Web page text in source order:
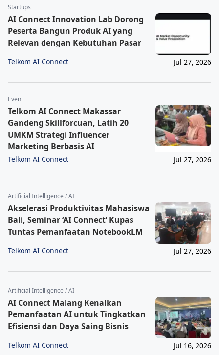
Startups
AI Connect Innovation Lab Dorong
Peserta Bangun Produk AI yang
Relevan dengan Kebutuhan Pasar
Telkom AI Connect Jul 27, 2026
Event
Telkom AI Connect Makassar
Gandeng Skillforcuan, Latih 20
UMKM Strategi Influencer
Marketing Berbasis AI
Telkom AI Connect Jul 27, 2026
Artificial Intelligence / AI
Akselerasi Produktivitas Mahasiswa
Bali, Seminar ‘AI Connect’ Kupas
Tuntas Pemanfaatan NotebookLM
Telkom AI Connect Jul 27, 2026
Artificial Intelligence / AI
AI Connect Malang Kenalkan
Pemanfaatan AI untuk Tingkatkan
Efisiensi dan Daya Saing Bisnis
Telkom AI Connect Jul 16, 2026